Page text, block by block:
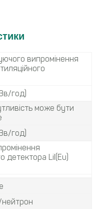
випромінення
год)
може бути
год)
детектора LiI(Eu)